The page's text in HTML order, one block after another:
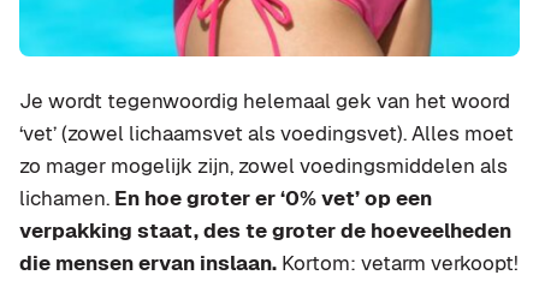
Je wordt tegenwoordig helemaal gek van het woord
‘vet’ (zowel lichaamsvet als voedingsvet). Alles moet
zo mager mogelijk zijn, zowel voedingsmiddelen als
lichamen. En hoe groter er ‘0% vet’ op een
verpakking staat, des te groter de hoeveelheden
die mensen ervan inslaan. Kortom: vetarm verkoopt!